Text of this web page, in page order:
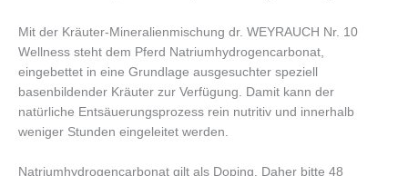
Mit der Kräuter-Mineralienmischung dr. WEYRAUCH Nr. 10
Wellness steht dem Pferd Natriumhydrogencarbonat,
eingebettet in eine Grundlage ausgesuchter speziell
basenbildender Kräuter zur Verfügung. Damit kann der
natürliche Entsäuerungsprozess rein nutritiv und innerhalb
weniger Stunden eingeleitet werden.
Natriumhydrogencarbonat gilt als Doping. Daher bitte 48